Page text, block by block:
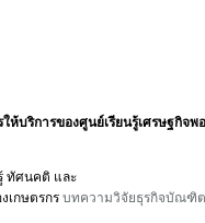
บริการของศูนย์เรียนรู้เศรษฐกิ
ทัศนคติ และ
เกษตรกรบทความวิจัยธุรกิจบัณฑิ